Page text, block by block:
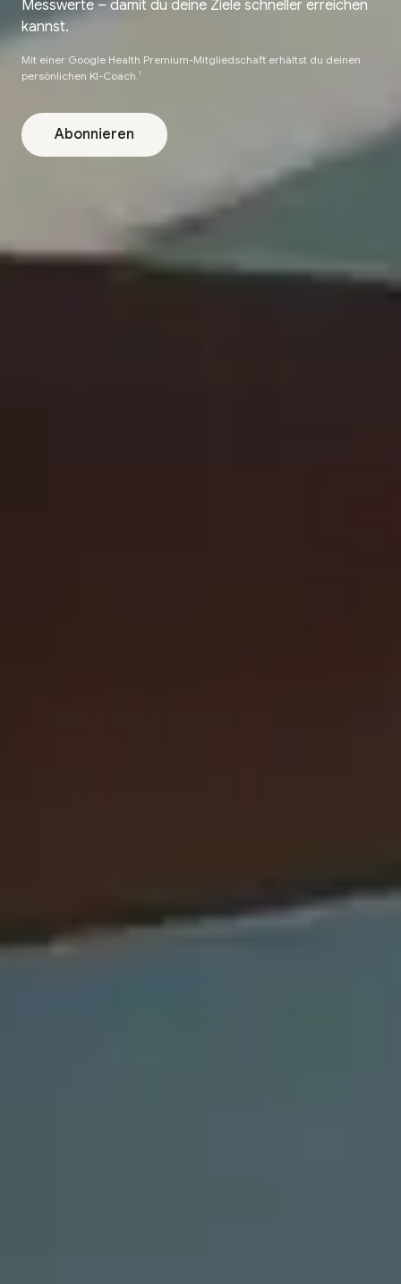
Messwerte – damit du deine Ziele schneller erreichen
kannst.
Mit einer Google Health Premium-Mitgliedschaft erhältst du deinen
persönlichen KI-Coach. 1
Abonnieren